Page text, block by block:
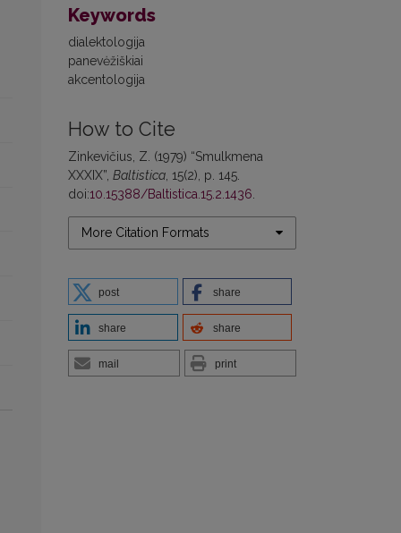
Keywords
dialektologija
panevėžiškiai
akcentologija
How to Cite
Zinkevičius, Z. (1979) “Smulkmena
XXXIX”, Baltistica , 15(2), p. 145.
doi:10.15388/Baltistica.15.2.1436
More Citation Formats
post share
share share
mail print